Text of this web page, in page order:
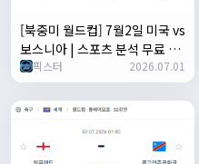
[북중미 월드컵] 7월2일 미국 vs
보스니아 | 스포츠 분석 무료 중
계 토친놈
픽스터 2026.07.01